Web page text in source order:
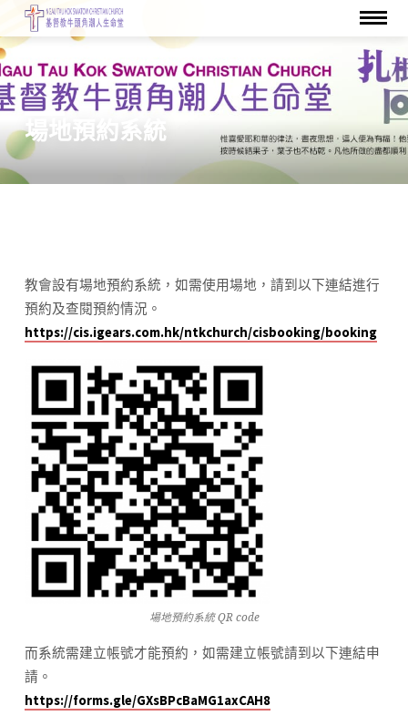
場地預約系統
地
預
約
系
統
教會設有場地預約系統，如需使用場地，請到以下連結進行
預約及查閱預約情況。
https://cis.igears.com.hk/ntkchurch/cisbooking/booking
場地預約系統 QR code
而系統需建立帳號才能預約，如需建立帳號請到以下連結申
請。
https://forms.gle/GXsBPcBaMG1axCAH8